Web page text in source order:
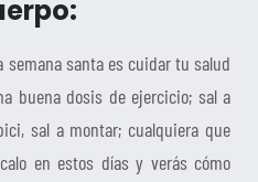
semana santa es cuidar tu salud
buena dosis de ejercicio; sal a
sal a montar; cualquiera que
en estos días y verás cómo